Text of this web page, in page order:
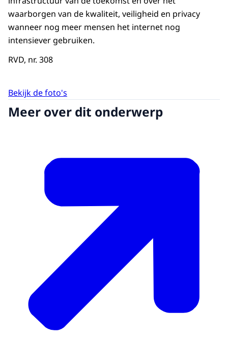
waarborgen van de kwaliteit, veiligheid en privacy
wanneer nog meer mensen het internet nog
intensiever gebruiken.
RVD, nr. 308
Bekijk de foto's
Meer over dit onderwerp